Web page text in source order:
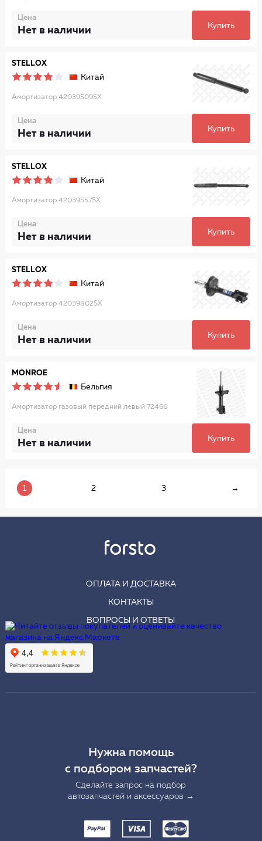
Цена
Нет в наличии Купить
STELLOX
Китай
Амортизатор 42039509SX
Цена
Нет в наличии Купить
STELLOX
Китай
Амортизатор 42039557SX
Цена
Нет в наличии Купить
STELLOX
Китай
Амортизатор 42039802SX
Цена
Нет в наличии Купить
MONROE
Бельгия
Амортизатор газовый передний левый 72466
Цена
Нет в наличии Купить
1 2 3 →
ОПЛАТА И ДОСТАВКА
КОНТАКТЫ
ВОПРОСЫ И ОТВЕТЫ
Нужна помощь
с подбором запчастей?
Сделайте запрос на подбор
автозапчастей и аксессуаров →